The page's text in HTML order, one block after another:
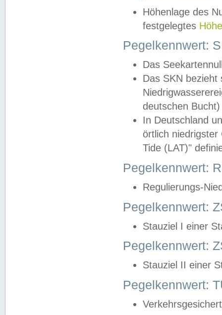
Höhenlage des
festgelegtes
Pegelkennwert:
Das
Das SKN
deutschen
In Deutschland
örtlich
Tide (LAT)"
Pegelkennwert:
Regulierungs-
Pegelkennwert:
Stauziel I einer
Pegelkennwert:
Stauziel II einer
Pegelkennwert: